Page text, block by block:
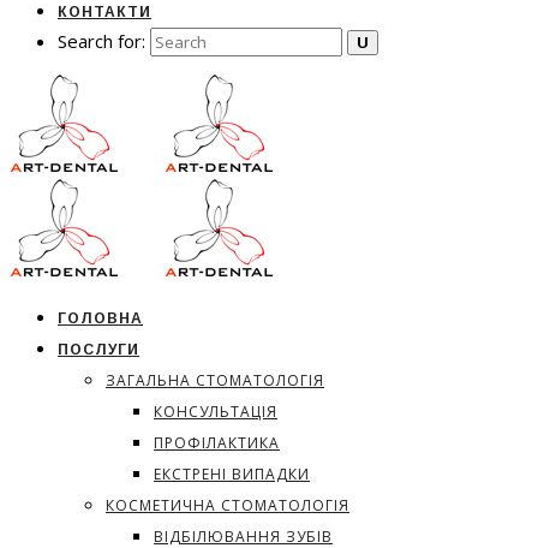
КОНТАКТИ
Search for:
ГОЛОВНА
ПОСЛУГИ
ЗАГАЛЬНА СТОМАТОЛОГІЯ
КОНСУЛЬТАЦІЯ
ПРОФІЛАКТИКА
ЕКСТРЕНІ ВИПАДКИ
КОСМЕТИЧНА СТОМАТОЛОГІЯ
ВІДБІЛЮВАННЯ ЗУБІВ